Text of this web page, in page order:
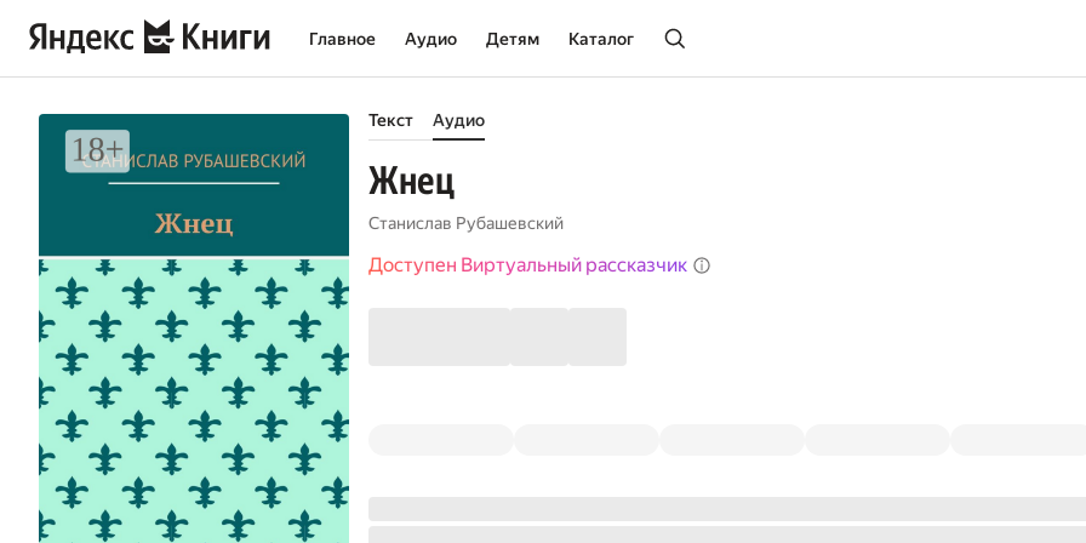
Главное Аудио Детям Каталог
Текст Аудио
Жнец
Станислав Рубашевский
Доступен Виртуальный рассказчик